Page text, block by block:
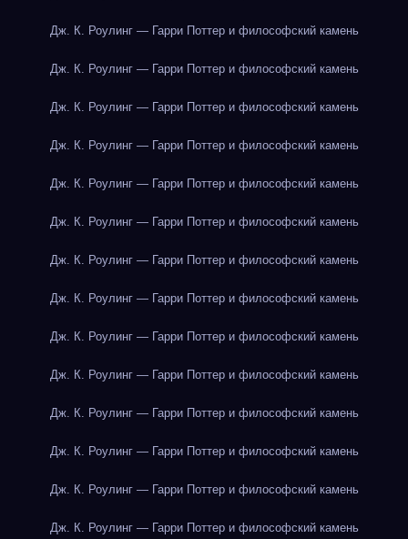
Дж. К. Роулинг — Гарри Поттер и философский камень
Дж. К. Роулинг — Гарри Поттер и философский камень
Дж. К. Роулинг — Гарри Поттер и философский камень
Дж. К. Роулинг — Гарри Поттер и философский камень
Дж. К. Роулинг — Гарри Поттер и философский камень
Дж. К. Роулинг — Гарри Поттер и философский камень
Дж. К. Роулинг — Гарри Поттер и философский камень
Дж. К. Роулинг — Гарри Поттер и философский камень
Дж. К. Роулинг — Гарри Поттер и философский камень
Дж. К. Роулинг — Гарри Поттер и философский камень
Дж. К. Роулинг — Гарри Поттер и философский камень
Дж. К. Роулинг — Гарри Поттер и философский камень
Дж. К. Роулинг — Гарри Поттер и философский камень
Дж. К. Роулинг — Гарри Поттер и философский камень